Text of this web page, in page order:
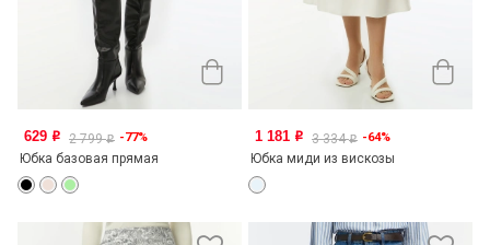
629 o 2 799o -77%
Юбка базовая прямая
1 181 o 3 334o -64%
Юбка миди из вискозы